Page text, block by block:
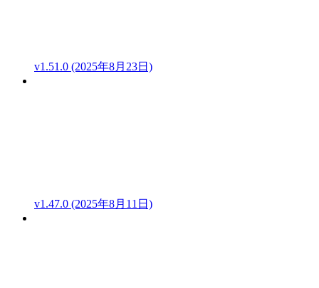
v1.51.0 (2025年8月23日)
v1.47.0 (2025年8月11日)